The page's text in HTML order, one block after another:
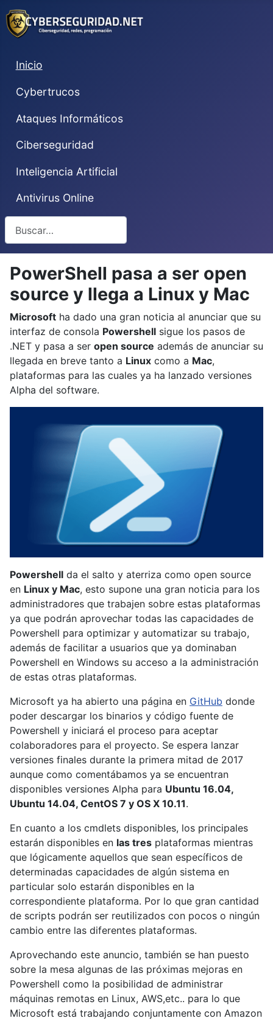
Inicio
Cybertrucos
Ataques Informáticos
Ciberseguridad
Inteligencia Artificial
Antivirus Online
PowerShell pasa a ser open
source y llega a Linux y Mac
Microsoft ha dado una gran noticia al anunciar que su
interfaz de consola Powershell sigue los pasos de
.NET y pasa a ser open source además de anunciar su
llegada en breve tanto a Linux como a Mac,
plataformas para las cuales ya ha lanzado versiones
Alpha del software.
Powershell da el salto y aterriza como open source
en Linux y Mac, esto supone una gran noticia para los
administradores que trabajen sobre estas plataformas
ya que podrán aprovechar todas las capacidades de
Powershell para optimizar y automatizar su trabajo,
además de facilitar a usuarios que ya dominaban
Powershell en Windows su acceso a la administración
de estas otras plataformas.
Microsoft ya ha abierto una página en GitHub donde
poder descargar los binarios y código fuente de
Powershell y iniciará el proceso para aceptar
colaboradores para el proyecto. Se espera lanzar
versiones finales durante la primera mitad de 2017
aunque como comentábamos ya se encuentran
disponibles versiones Alpha para Ubuntu 16.04,
Ubuntu 14.04, CentOS 7 y OS X 10.11.
En cuanto a los cmdlets disponibles, los principales
estarán disponibles en las tres plataformas mientras
que lógicamente aquellos que sean específicos de
determinadas capacidades de algún sistema en
particular solo estarán disponibles en la
correspondiente plataforma. Por lo que gran cantidad
de scripts podrán ser reutilizados con pocos o ningún
cambio entre las diferentes plataformas.
Aprovechando este anuncio, también se han puesto
sobre la mesa algunas de las próximas mejoras en
Powershell como la posibilidad de administrar
máquinas remotas en Linux, AWS,etc.. para lo que
Microsoft está trabajando conjuntamente con Amazon